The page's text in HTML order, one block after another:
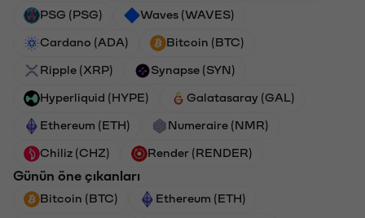
PSG (PSG) Waves (WAVES)
Cardano (ADA) Bitcoin (BTC)
Ripple (XRP) Synapse (SYN)
Hyperliquid (HYPE) Galatasaray (GAL)
Ethereum (ETH) Numeraire (NMR)
Chiliz (CHZ) Render (RENDER)
Günün öne çıkanları
Bitcoin (BTC) Ethereum (ETH)